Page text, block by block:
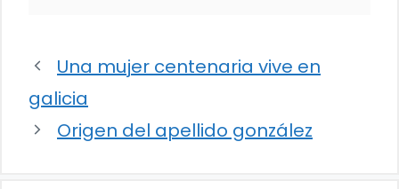
Una mujer centenaria vive en
galicia
Origen del apellido gonzález